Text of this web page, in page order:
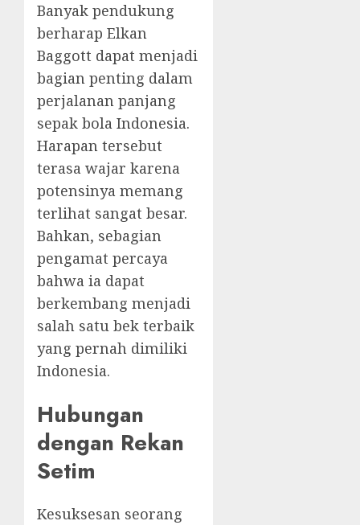
Banyak pendukung
berharap Elkan
Baggott dapat menjadi
bagian penting dalam
perjalanan panjang
sepak bola Indonesia.
Harapan tersebut
terasa wajar karena
potensinya memang
terlihat sangat besar.
Bahkan, sebagian
pengamat percaya
bahwa ia dapat
berkembang menjadi
salah satu bek terbaik
yang pernah dimiliki
Indonesia.
Hubungan
dengan Rekan
Setim
Kesuksesan seorang